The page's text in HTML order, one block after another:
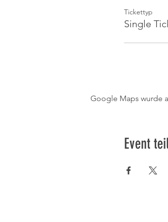
Tickettyp
Single
Google Maps wurde
Event